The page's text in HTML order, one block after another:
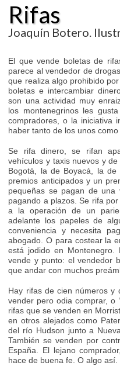
Rifas
Joaquín Botero.
El que vende boletas de
parece al vendedor de
que realiza algo prohibido
boletas e intercambiar
son una actividad muy
los montenegrinos les
compradores, o la iniciativa
haber tanto de los unos como
Se rifa dinero, se rifan
vehículos y taxis nuevos y
Bogotá, la de Boyacá, la
premios anticipados y un
pequeñas se pagan de
pagando a plazos. Se rifa
a la operación de un
adelante los papeles de
conveniencia y necesita
abogado. O para costear la
está jodido en
vende y punto: el vendedor
que andar con muchos
Hay rifas de cien números y
vender pero odia comprar, o
rifas que se venden en
en otros alejados como
del río Hudson junto a
También se venden por
España. El lejano
hace de buena fe. O algo así.